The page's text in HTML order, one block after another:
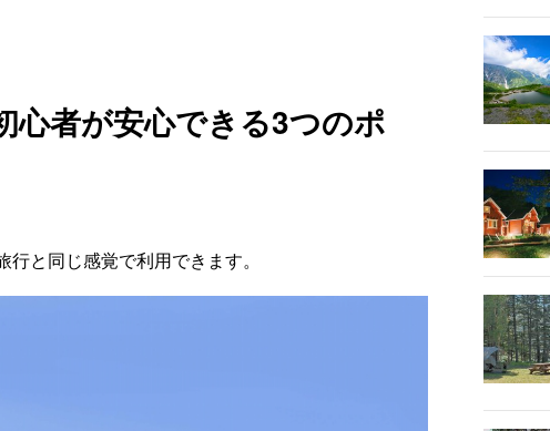
心者が安心できる3つのポ
と同じ感覚で利用できます。